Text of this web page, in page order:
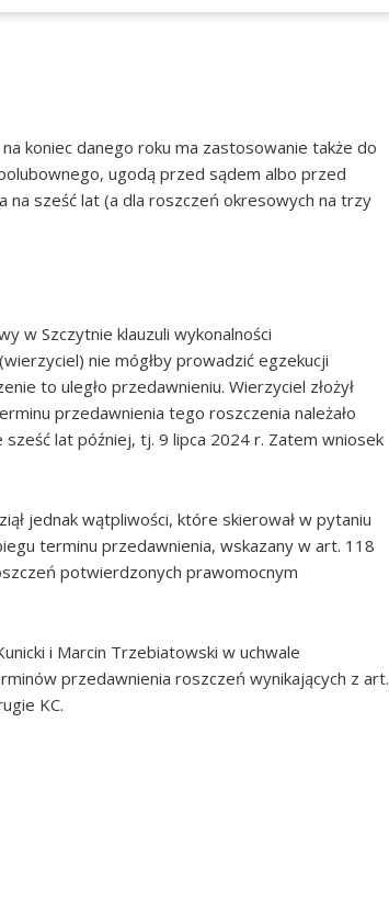
koniec danego roku ma zastosowanie także do
ugodą przed sądem albo przed
sześć lat (a dla roszczeń okresowych na trzy
w Szczytnie klauzuli wykonalności
nie mógłby prowadzić egzekucji
to uległo przedawnieniu. Wierzyciel złożył
przedawnienia tego roszczenia należało
sześć lat później, tj. 9 lipca 2024 r. Zatem wniosek
jednak wątpliwości, które skierował w pytaniu
terminu przedawnienia, wskazany w art. 118
potwierdzonych prawomocnym
i Marcin Trzebiatowski w uchwale
przedawnienia roszczeń wynikających z art.
KC.